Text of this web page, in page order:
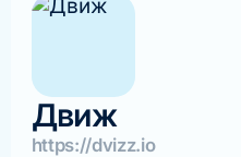
Движ
https://dvizz.io